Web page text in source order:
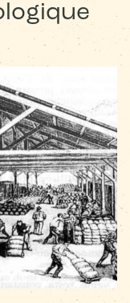
naturel de la